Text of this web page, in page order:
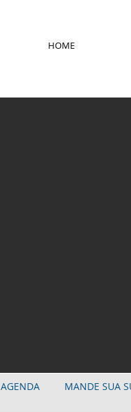
HOME
AGENDA MANDE SUA